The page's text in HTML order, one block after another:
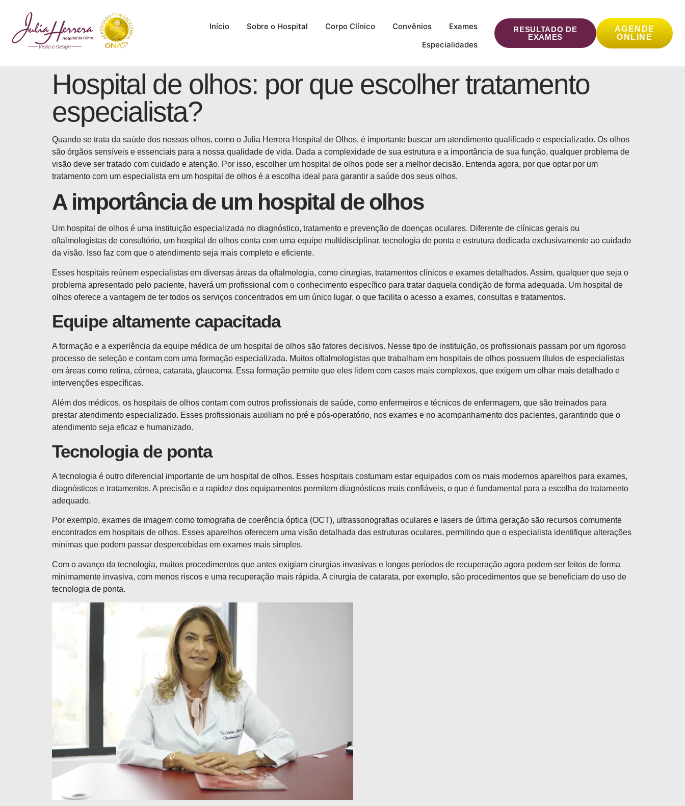
Início Sobre o Hospital Corpo Clínico Convênios
Exames
Especialidades
AGENDE
ONLINE
RESULTADO DE
EXAMES
Hospital de olhos: por que escolher tratamento
especialista?
Quando se trata da saúde dos nossos olhos, como o Julia Herrera Hospital de Olhos, é importante buscar um atendimento qualificado e especializado. Os olhos
são órgãos sensíveis e essenciais para a nossa qualidade de vida. Dada a complexidade de sua estrutura e a importância de sua função, qualquer problema de
visão deve ser tratado com cuidado e atenção. Por isso, escolher um hospital de olhos pode ser a melhor decisão. Entenda agora, por que optar por um
tratamento com um especialista em um hospital de olhos é a escolha ideal para garantir a saúde dos seus olhos.
A importância de um hospital de olhos
Um hospital de olhos é uma instituição especializada no diagnóstico, tratamento e prevenção de doenças oculares. Diferente de clínicas gerais ou
oftalmologistas de consultório, um hospital de olhos conta com uma equipe multidisciplinar, tecnologia de ponta e estrutura dedicada exclusivamente ao cuidado
da visão. Isso faz com que o atendimento seja mais completo e eficiente.
Esses hospitais reúnem especialistas em diversas áreas da oftalmologia, como cirurgias, tratamentos clínicos e exames detalhados. Assim, qualquer que seja o
problema apresentado pelo paciente, haverá um profissional com o conhecimento específico para tratar daquela condição de forma adequada. Um hospital de
olhos oferece a vantagem de ter todos os serviços concentrados em um único lugar, o que facilita o acesso a exames, consultas e tratamentos.
Equipe altamente capacitada
A formação e a experiência da equipe médica de um hospital de olhos são fatores decisivos. Nesse tipo de instituição, os profissionais passam por um rigoroso
processo de seleção e contam com uma formação especializada. Muitos oftalmologistas que trabalham em hospitais de olhos possuem títulos de especialistas
em áreas como retina, córnea, catarata, glaucoma. Essa formação permite que eles lidem com casos mais complexos, que exigem um olhar mais detalhado e
intervenções específicas.
Além dos médicos, os hospitais de olhos contam com outros profissionais de saúde, como enfermeiros e técnicos de enfermagem, que são treinados para
prestar atendimento especializado. Esses profissionais auxiliam no pré e pós-operatório, nos exames e no acompanhamento dos pacientes, garantindo que o
atendimento seja eficaz e humanizado.
Tecnologia de ponta
A tecnologia é outro diferencial importante de um hospital de olhos. Esses hospitais costumam estar equipados com os mais modernos aparelhos para exames,
diagnósticos e tratamentos. A precisão e a rapidez dos equipamentos permitem diagnósticos mais confiáveis, o que é fundamental para a escolha do tratamento
adequado.
Por exemplo, exames de imagem como tomografia de coerência óptica (OCT), ultrassonografias oculares e lasers de última geração são recursos comumente
encontrados em hospitais de olhos. Esses aparelhos oferecem uma visão detalhada das estruturas oculares, permitindo que o especialista identifique alterações
mínimas que podem passar despercebidas em exames mais simples.
Com o avanço da tecnologia, muitos procedimentos que antes exigiam cirurgias invasivas e longos períodos de recuperação agora podem ser feitos de forma
minimamente invasiva, com menos riscos e uma recuperação mais rápida. A cirurgia de catarata, por exemplo, são procedimentos que se beneficiam do uso de
tecnologia de ponta.